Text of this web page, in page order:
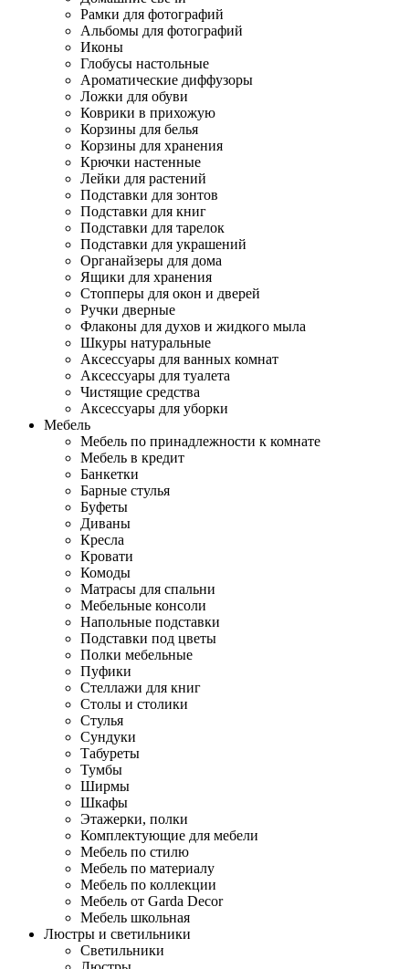
Рамки для фотографий
Альбомы для фотографий
Иконы
Глобусы настольные
Ароматические диффузоры
Ложки для обуви
Коврики в прихожую
Корзины для белья
Корзины для хранения
Крючки настенные
Лейки для растений
Подставки для зонтов
Подставки для книг
Подставки для тарелок
Подставки для украшений
Органайзеры для дома
Ящики для хранения
Стопперы для окон и дверей
Ручки дверные
Флаконы для духов и жидкого мыла
Шкуры натуральные
Аксессуары для ванных комнат
Аксессуары для туалета
Чистящие средства
Аксессуары для уборки
Мебель
Мебель по принадлежности к комнате
Мебель в кредит
Банкетки
Барные стулья
Буфеты
Диваны
Кресла
Кровати
Комоды
Матрасы для спальни
Мебельные консоли
Напольные подставки
Подставки под цветы
Полки мебельные
Пуфики
Стеллажи для книг
Столы и столики
Стулья
Сундуки
Табуреты
Тумбы
Ширмы
Шкафы
Этажерки, полки
Комплектующие для мебели
Мебель по стилю
Мебель по материалу
Мебель по коллекции
Мебель от Garda Decor
Мебель школьная
Люстры и светильники
Светильники